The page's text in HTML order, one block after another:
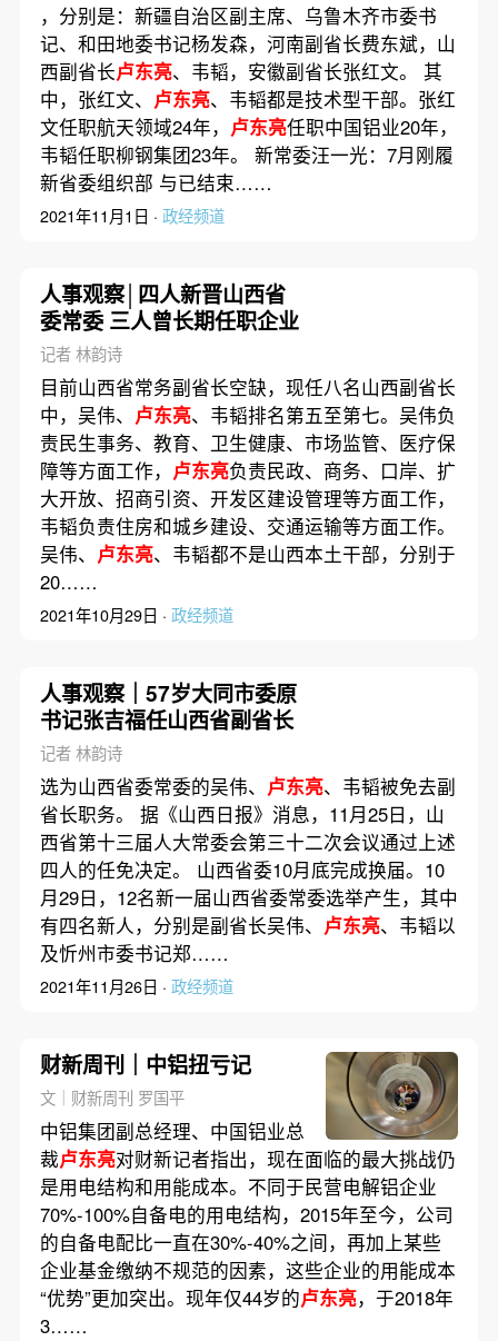
，分别是：新疆自治区副主席、乌鲁木齐市委书
记、和田地委书记杨发森，河南副省长费东斌，山
西副省长卢东亮、韦韬，安徽副省长张红文。 其
中，张红文、 卢东亮、韦韬都是技术型干部。张红
文任职航天领域24年， 卢东亮任职中国铝业20年，
韦韬任职柳钢集团23年。 新常委汪一光：7月刚履
新省委组织部 与已结束……
2021年11月1日 · 政经频道
人事观察│四人新晋山西省
委常委 三人曾长期任职企业
记者 林韵诗
目前山西省常务副省长空缺，现任八名山西副省长
中，吴伟、 卢东亮、韦韬排名第五至第七。吴伟负
责民生事务、教育、卫生健康、市场监管、医疗保
障等方面工作， 卢东亮负责民政、商务、口岸、扩
大开放、招商引资、开发区建设管理等方面工作，
韦韬负责住房和城乡建设、交通运输等方面工作。
吴伟、 卢东亮、韦韬都不是山西本土干部，分别于
20……
2021年10月29日 · 政经频道
人事观察｜57岁大同市委原
书记张吉福任山西省副省长
记者 林韵诗
选为山西省委常委的吴伟、 卢东亮、韦韬被免去副
省长职务。 据《山西日报》消息，11月25日，山
西省第十三届人大常委会第三十二次会议通过上述
四人的任免决定。 山西省委10月底完成换届。10
月29日，12名新一届山西省委常委选举产生，其中
有四名新人，分别是副省长吴伟、 卢东亮、韦韬以
及忻州市委书记郑……
2021年11月26日 · 政经频道
财新周刊｜中铝扭亏记
文｜财新周刊 罗国平
中铝集团副总经理、中国铝业总
裁卢东亮对财新记者指出，现在面临的最大挑战仍
是用电结构和用能成本。不同于民营电解铝企业
70%-100%自备电的用电结构，2015年至今，公司
的自备电配比一直在30%-40%之间，再加上某些
企业基金缴纳不规范的因素，这些企业的用能成本
“优势”更加突出。现年仅44岁的卢东亮，于2018年
3……